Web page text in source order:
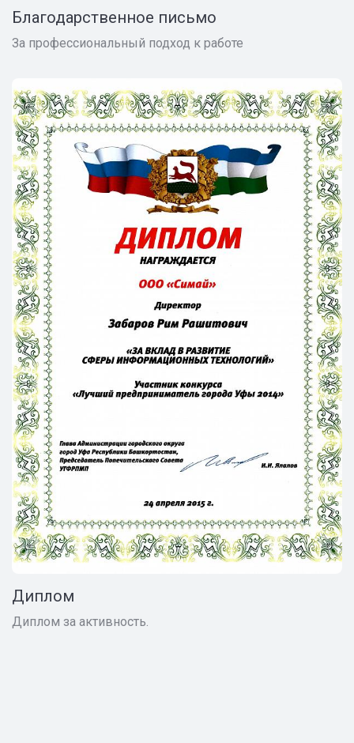
Благодарственное письмо
За профессиональный подход к работе
Диплом
Диплом за активность.